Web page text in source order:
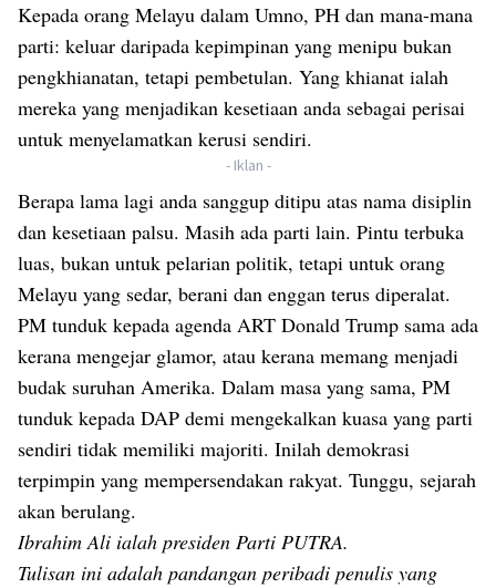
Kepada orang Melayu dalam Umno, PH dan mana-mana
parti: keluar daripada kepimpinan yang menipu bukan
pengkhianatan, tetapi pembetulan. Yang khianat ialah
mereka yang menjadikan kesetiaan anda sebagai perisai
untuk menyelamatkan kerusi sendiri.
- Iklan -
Berapa lama lagi anda sanggup ditipu atas nama disiplin
dan kesetiaan palsu. Masih ada parti lain. Pintu terbuka
luas, bukan untuk pelarian politik, tetapi untuk orang
Melayu yang sedar, berani dan enggan terus diperalat.
PM tunduk kepada agenda ART Donald Trump sama ada
kerana mengejar glamor, atau kerana memang menjadi
budak suruhan Amerika. Dalam masa yang sama, PM
tunduk kepada DAP demi mengekalkan kuasa yang parti
sendiri tidak memiliki majoriti. Inilah demokrasi
terpimpin yang mempersendakan rakyat. Tunggu, sejarah
akan berulang.
Ibrahim Ali ialah presiden Parti PUTRA.
Tulisan ini adalah pandangan peribadi penulis yang